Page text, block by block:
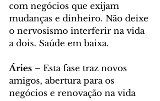
com negócios que exijam
mudanças e dinheiro. Não deixe
o nervosismo interferir na vida
a dois. Saúde em baixa.
Áries – Esta fase traz novos
amigos, abertura para os
negócios e renovação na vida